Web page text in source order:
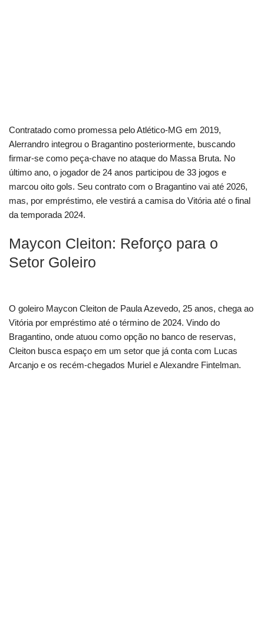
Contratado como promessa pelo Atlético-MG em 2019,
Alerrandro integrou o Bragantino posteriormente, buscando
firmar-se como peça-chave no ataque do Massa Bruta. No
último ano, o jogador de 24 anos participou de 33 jogos e
marcou oito gols. Seu contrato com o Bragantino vai até 2026,
mas, por empréstimo, ele vestirá a camisa do Vitória até o final
da temporada 2024.
Maycon Cleiton: Reforço para o
Setor Goleiro
O goleiro Maycon Cleiton de Paula Azevedo, 25 anos, chega ao
Vitória por empréstimo até o término de 2024. Vindo do
Bragantino, onde atuou como opção no banco de reservas,
Cleiton busca espaço em um setor que já conta com Lucas
Arcanjo e os recém-chegados Muriel e Alexandre Fintelman.